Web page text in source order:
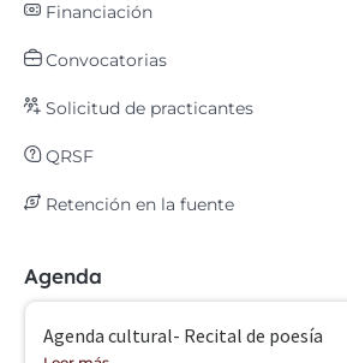
Financiación
Convocatorias
Solicitud de practicantes
QRSF
Retención en la fuente
Agenda
Agenda cultural- Recital de poesía